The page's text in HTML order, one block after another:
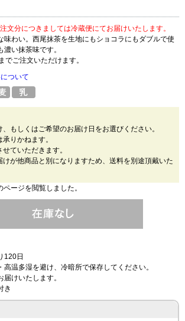
文分につきましては冷蔵便にてお届けいたします。
味わい。西尾抹茶を生地にもショコラにもダブルで使
い抹茶味です。
ご注文いただけます。
ついて
もしくはご希望のお届け日をお選びください。
りかねます。
ていただきます。
が他商品と別になりますため、送料を別途頂戴いた
ージを閲覧しました。
120日
高温多湿を避け、冷暗所で保存してください。
届けいたします。
き